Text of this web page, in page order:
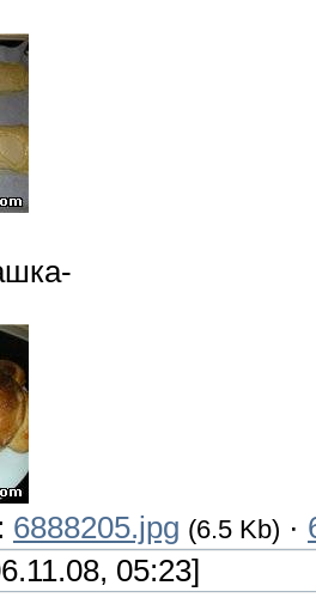
6888205.jpg (6.5 Kb) ·
05:23]